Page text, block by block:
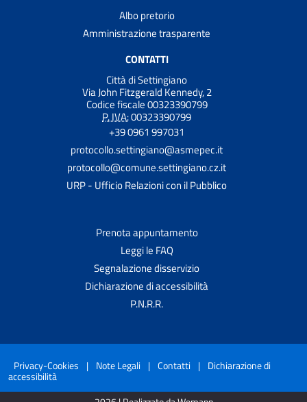
Albo pretorio
Amministrazione trasparente
CONTATTI
Città di Settingiano
Via John Fitzgerald Kennedy, 2
Codice fiscale 00323390799
P. IVA:00323390799
+39 0961 997031
protocollo.settingiano@asmepec.it
protocollo@comune.settingiano.cz.it
URP - Ufficio Relazioni con il Pubblico
Prenota appuntamento
Leggi le FAQ
Segnalazione disservizio
Dichiarazione di accessibilità
P.N.R.R.
Privacy-Cookies | Note Legali | Contatti | Dichiarazione di
accessibilità